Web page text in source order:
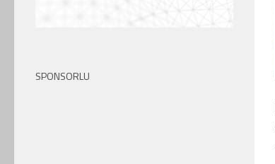
SPONSORLU